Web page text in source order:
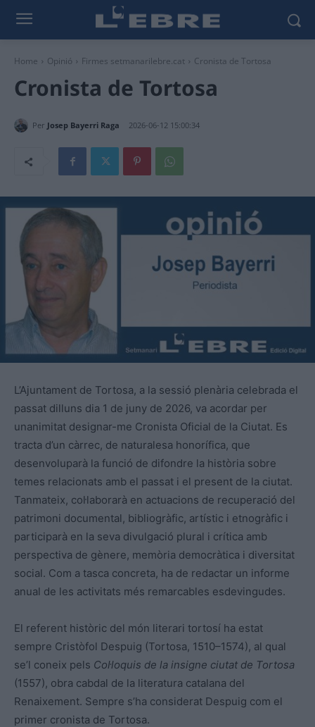
Home Opinió Firmes setmanarilebre.cat Cronista de Tortosa
Cronista de Tortosa
Per Josep Bayerri Raga 2026-06-12 15:00:34
L’Ajuntament de Tortosa, a la sessió plenària celebrada el
passat dilluns dia 1 de juny de 2026, va acordar per
unanimitat designar-me Cronista Oficial de la Ciutat. Es
tracta d’un càrrec, de naturalesa honorífica, que
desenvoluparà la funció de difondre la història sobre
temes relacionats amb el passat i el present de la ciutat.
Tanmateix, col·laborarà en actuacions de recuperació del
patrimoni documental, bibliogràfic, artístic i etnogràfic i
participarà en la seva divulgació plural i crítica amb
perspectiva de gènere, memòria democràtica i diversitat
social. Com a tasca concreta, ha de redactar un informe
anual de les activitats més remarcables esdevingudes.
El referent històric del món literari tortosí ha estat
sempre Cristòfol Despuig (Tortosa, 1510–1574), al qual
se’l coneix pels Col·loquis de la insigne ciutat de Tortosa
(1557), obra cabdal de la literatura catalana del
Renaixement. Sempre s’ha considerat Despuig com el
primer cronista de Tortosa.